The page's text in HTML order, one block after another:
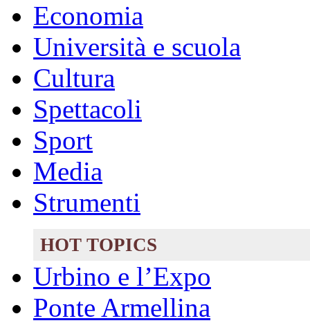
Economia
Università e scuola
Cultura
Spettacoli
Sport
Media
Strumenti
HOT TOPICS
Urbino e l’Expo
Ponte Armellina